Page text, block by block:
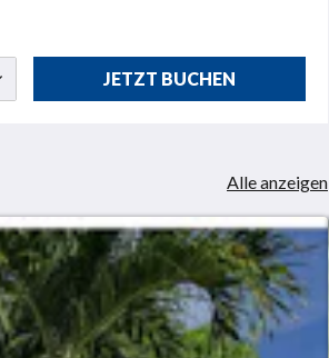
JETZT BUCHEN
Alle anzeigen